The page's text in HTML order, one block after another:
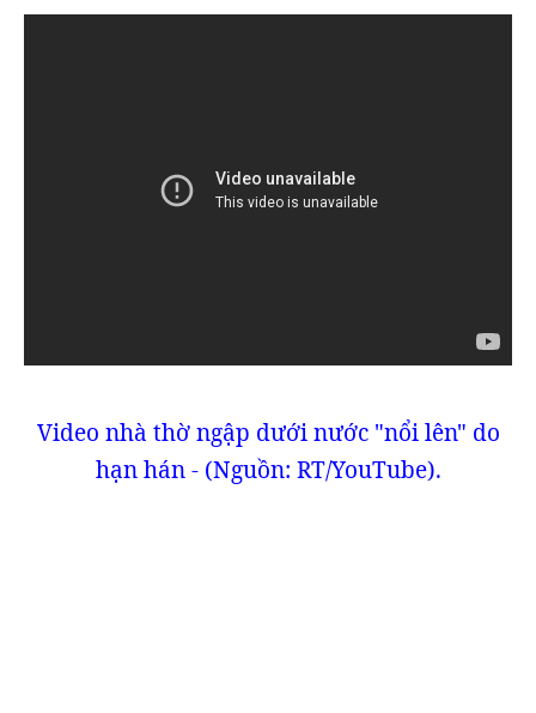
Video nhà thờ ngập dưới nước "nổi lên" do
hạn hán - (Nguồn: RT/YouTube).